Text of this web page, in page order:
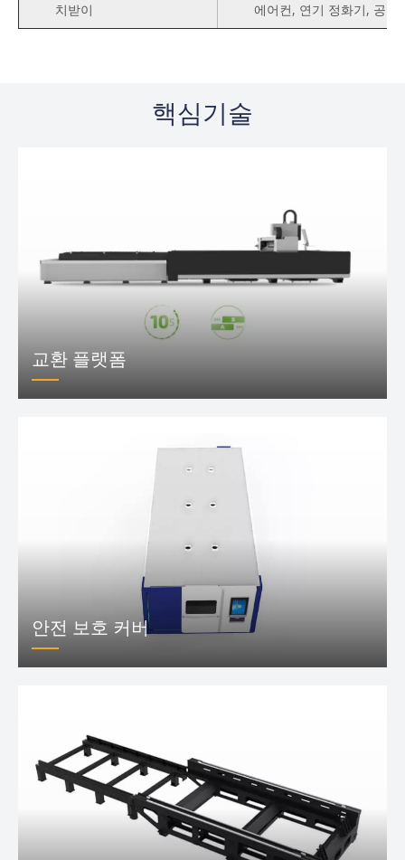
치받이 에어컨, 연기 정화기, 공기
핵심기술
교환 플랫폼
안전 보호 커버